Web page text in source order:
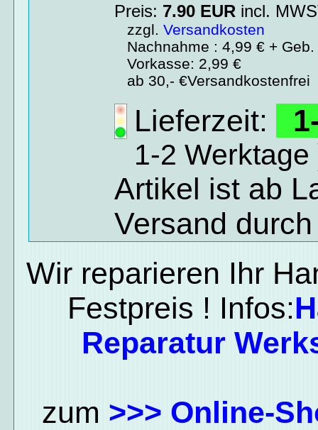
Preis: 7.90 EUR incl.
zzgl.Versandkosten
Nachnahme : 4,99 € + Geb.
Vorkasse: 2,99 €
ab 30,- €Versandkostenfrei
Lieferzeit:
1-2 Werktage
Artikel ist ab
Versand
Wir reparieren Ihr
Festpreis ! Infos:
Reparatur
zum >>> Online-